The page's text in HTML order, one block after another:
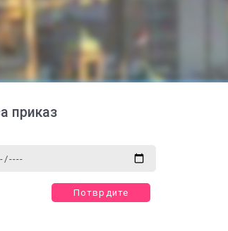
приказ
Потврдите